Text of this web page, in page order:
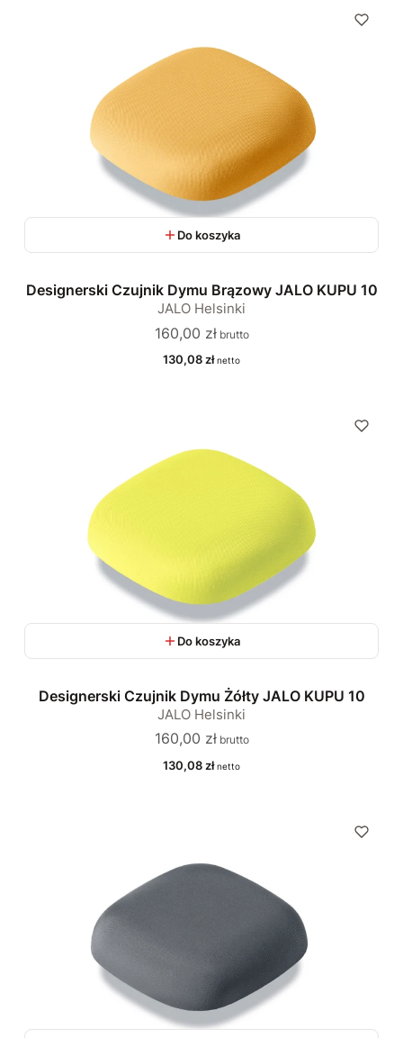
Do koszyka
Designerski Czujnik Dymu Brązowy JALO KUPU 10
JALO Helsinki
Cena
160,00 zł
Cena
130,08 zł
Do koszyka
Designerski Czujnik Dymu Żółty JALO KUPU 10
JALO Helsinki
Cena
160,00 zł
Cena
130,08 zł